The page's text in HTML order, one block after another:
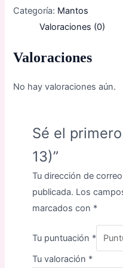
Categoría: Mantos
Valoraciones (0)
Valoraciones
No hay valoraciones aún.
Sé el
13)”
Tu dirección de
publicada. Los
marcados con *
Tu puntuación *
Tu valoración *